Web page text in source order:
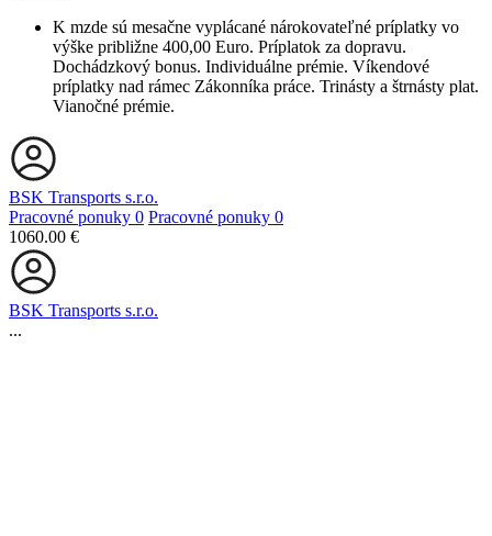
K mzde sú mesačne vyplácané nárokovateľné príplatky vo
výške približne 400,00 Euro. Príplatok za dopravu.
Dochádzkový bonus. Individuálne prémie. Víkendové
príplatky nad rámec Zákonníka práce. Trinásty a štrnásty plat.
Vianočné prémie.
BSK Transports s.r.o.
Pracovné ponuky 0 Pracovné ponuky 0
1060.00 €
BSK Transports s.r.o.
...